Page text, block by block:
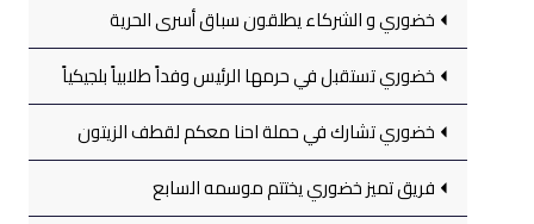
خضوري و الشركاء يطلقون سباق أسرى الحرية
خضوري تستقبل في حرمها الرئيس وفداً طلابياً بلجيكياً
خضوري تشارك في حملة احنا معكم لقطف الزيتون
فريق تميز خضوري يختتم موسمه السابع